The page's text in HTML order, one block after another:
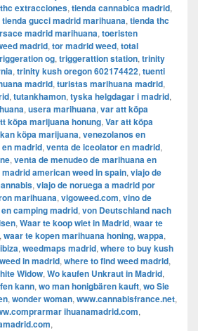
thc extracciones, tienda cannabica madrid,
tienda gucci madrid marihuana, tienda thc
madrid marihuana, toeristen
madrid, tor madrid weed, total
og, triggerattion station, trinity
, trinity kush oregon 602174422, tuenti
madrid, turistas marihuana madrid,
, tutankhamon, tyska helgdagar i madrid,
, usera marihuana, var att köpa
köpa marijuana honung, Var att köpa
köpa marijuana, venezolanos en
madrid, venta de iceolator en madrid,
, venta de menudeo de marihuana en
american weed in spain, viajo de
, viajo de noruega a madrid por
marihuana, vigoweed.com, vino de
camping madrid, von Deutschland nach
, Waar te koop wiet in Madrid, waar te
, waar te kopen marihuana honing, wappa,
, weedmaps madrid, where to buy kush
in madrid, where to find weed madrid,
Widow, Wo kaufen Unkraut in Madrid,
kann, wo man honigbären kauft, wo Sie
, wonder woman, www.cannabisfrance.net,
ihuanamadrid.com,
,